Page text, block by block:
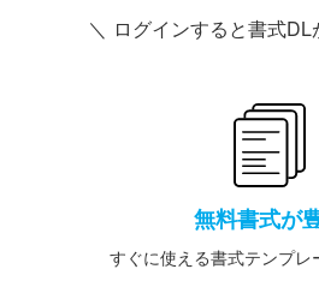
＼ ログインすると書式DL
無料書式が
すぐに使える書式テンプレ